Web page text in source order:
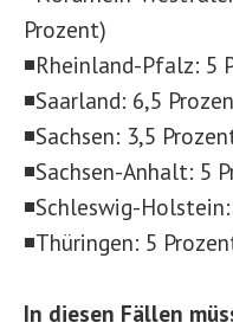
Prozent)
◾Rheinland-Pfalz: 5
◾Saarland: 6,5
◾Sachsen: 3,5
◾Sachsen-Anhalt: 5
◾Schleswig-
◾Thüringen: 5
In diesen Fällen